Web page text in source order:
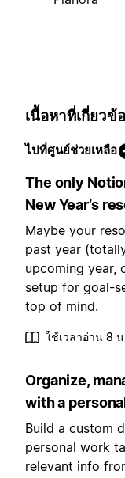
เนื้อหาที่เกี่ยวข้
ไปที่ศูนย์ช่วยเหลือ
The only
New Year’s
Maybe your
past year
upcoming year,
setup for goal-
top of mind.
ใช้เวลาอ่าน 8
Organize,
with a
Build a custom
personal work
relevant info